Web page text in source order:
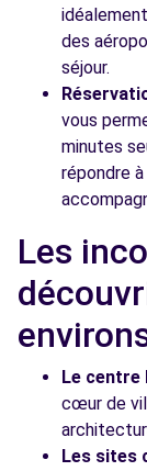
des
séjour.
vous
minutes
répondre
Les
Le centre
cœur de
Les sites